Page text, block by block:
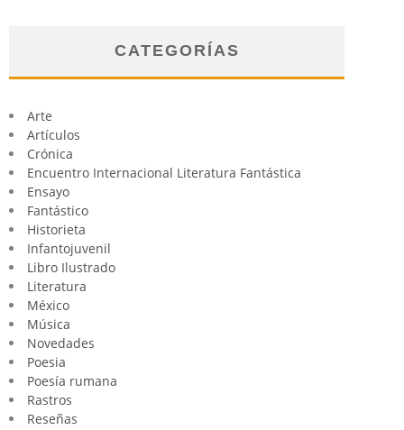
CATEGORÍAS
Arte
Artículos
Crónica
Encuentro Internacional Literatura Fantástica
Ensayo
Fantástico
Historieta
Infantojuvenil
Libro Ilustrado
Literatura
México
Música
Novedades
Poesia
Poesía rumana
Rastros
Reseñas